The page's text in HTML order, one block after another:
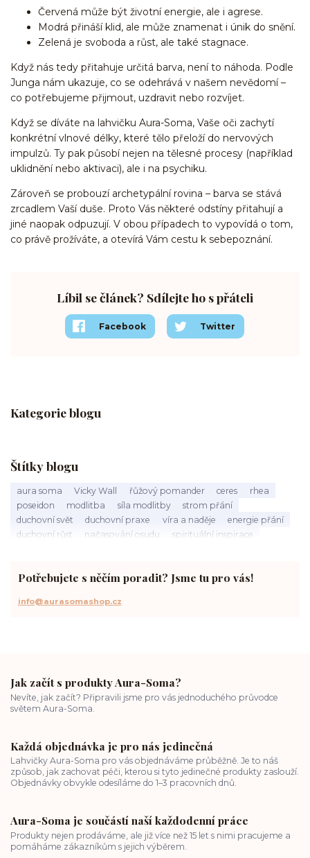
Kategorie blogu
Štítky blogu
aura soma Vicky Wall řůžový pomander ceres
rhea
poseidon
modlitba síla modlitby
strom přání
duchovní svět
duchovní praxe víra a naděje
energie přání
duchovní růst
načasování osudu
spirituální inspirace
Potřebujete s něčím poradit? Jsme tu pro vás!
info@aurasomashop.cz
Červená může být životní energie, ale i agrese.
Modrá přináší klid, ale může znamenat i únik do snění.
Zelená je svoboda a růst, ale také stagnace.
Když nás tedy přitahuje určitá barva, není to náhoda. Podle
Junga nám ukazuje, co se odehrává v našem nevědomí –
co potřebujeme přijmout, uzdravit nebo rozvíjet.
Když se díváte na lahvičku Aura-Soma, Vaše oči zachytí
konkrétní vlnové délky, které tělo přeloží do nervových
impulzů. Ty pak působí nejen na tělesné procesy (například
uklidnění nebo aktivaci), ale i na psychiku.
Zároveň se probouzí archetypální rovina – barva se stává
zrcadlem Vaší duše. Proto Vás některé odstíny přitahují a
jiné naopak odpuzují. V obou případech to vypovídá o tom,
co právě prožíváte, a otevírá Vám cestu k sebepoznání.
Líbil se článek? Sdílejte ho s přáteli
Facebook Twitter
Jak začít s produkty Aura-Soma?
Nevíte, jak začít? Připravili jsme pro vás jednoduchého průvodce
světem Aura-Soma.
Každá objednávka je pro nás jedinečná
Lahvičky Aura-Soma pro vás objednáváme průběžně. Je to náš
způsob, jak zachovat péči, kterou si tyto jedinečné produkty zaslouží.
Objednávky obvykle odesíláme do 1–3 pracovních dnů.
Aura-Soma je součástí naší každodenní práce
Produkty nejen prodáváme, ale již více než 15 let s nimi pracujeme a
pomáháme zákazníkům s jejich výběrem.